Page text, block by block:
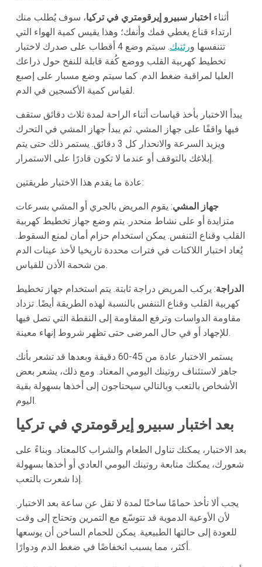
أثناء اختبار سبيرو إيرقومتري في تركيا، سوف يُطلب منك
ارتداء قناع يغطي فمك وأنفك؛ وهذا يقيس كمية الهواء التي
تتنفسها ورئتيك
. سيتم وضع 4 أقطاب على صدرك لاختبار
تخطيط كهربية القلب ووضع كُفة قابلة للنفخ حول ذراعك
العليا لمراقبة ضغط الدم. كما سيتم وضع مسبار على إصبع
لقياس كمية الأكسجين في الدم.
يبدأ الاختبار بأخذ قياسات أثناء الراحة لمدة ثلاث دقائق ستقف
فيها واقفًا على جهاز المشي. ثم يبدأ جهاز المشي في التحرك
ويزيد السرعة والانحدار كل 3 دقائق. يستمر ذلك حتى يتم
إبلاغك بالتوقف أو عندما لا تكون قادرًا على الاستمرار.
عادة ما يقدم هذا الاختبار طريقتين:
جهاز المشي: يقوم المريض بالجري أو المشي بسرعات
متزايدة أو على نشاط منحدر. يتم وضع جهاز تخطيط كهربية
القلب وقناع التنفس. يمكن استخدام حزام أمان لمنع السقوط.
يُعاد اختبار اللاكتات في فترات محددة تاريخيا لأخذ عينات الدم
من شحمة الأذن للقياس.
الدراجة: يركب المريض دراجة ثابتة. يتم استخدام جهاز تخطيط
كهربية القلب وقناع التنفس بالنسبة لهذه الطريقة أيضًا. تزداد
مقاومة الدواسات وترفع المقاومة إلى النقطة التي تصل فيها
للإجهاد أو في حال المرضى حتى تظهر شروط إنهاء معينة.
يستمر الاختبار عادة من 45-60 دقيقة وبعدها قد تشعر بأنك
جاهز لاستئناف روتينك اليومي المعتاد. ومع ذلك، يشعر بعض
الأشخاص بالتعب وبالتالي سيحتاجون إلى أخذها بسهولة بقية
اليوم.
بعد اختبار سبيرو إيرقومتري في تركيا
بعد الاختبار، يمكنك تناول الطعام والشراب كالمعتاد. وبناءً على
شعورك، يمكنك متابعة روتينك اليومي العادي أو أخذها بسهولة
إذا شعرت بالتعب.
يجب ألا تأخذ حمامًا ساخنًا لمدة لا تقل عن ساعة بعد الاختبار.
لأن الأوعية الدموية قد تتوسّع مع التمرين وتحتاج إلى وقت
للعودة إلى حالتها الطبيعية. يمكن للحمام الساخن أن يوسعها
أكثر، مما يسبب انخفاضًا في ضغط الدم ودوارًا.